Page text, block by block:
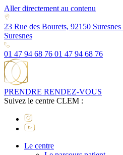
Aller directement au contenu
23 Rue des Bourets, 92150 Suresnes
Suresnes
01 47 94 68 76 01 47 94 68 76
PRENDRE RENDEZ-VOUS
Suivez le centre CLEM :
Le centre